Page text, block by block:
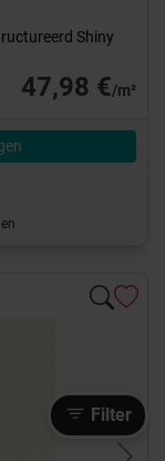
Filter
Shiny
47,98 €/m²